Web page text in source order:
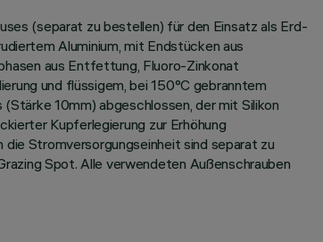
(separat zu bestellen) für den Einsatz als Erd-
Aluminium, mit Endstücken aus
aus Entfettung, Fluoro-Zinkonat
und flüssigem, bei 150°C gebranntem
10mm) abgeschlossen, der mit Silikon
Kupferlegierung zur Erhöhung
Stromversorgungseinheit sind separat zu
Spot. Alle verwendeten Außenschrauben